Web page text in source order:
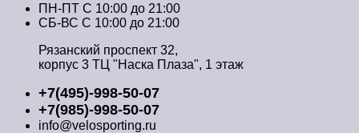
ПН-ПТ C 10:00 до 21:00
СБ-ВС С 10:00 до 21:00
Рязанский проспект 32,
корпус 3 ТЦ "Наска Плаза", 1 этаж
+7(495)-998-50-07
+7(985)-998-50-07
info@velosporting.ru